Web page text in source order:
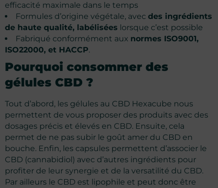
efficacité maximale dans le temps
Formules d’origine végétale, avec des ingrédients
de haute qualité, labélisées lorsque c’est possible
Fabriqué conformément aux normes ISO9001,
ISO22000, et HACCP.
Pourquoi consommer des
gélules CBD ?
Tout d’abord, les gélules au CBD Hexacube nous
permettent de vous proposer des produits avec des
dosages précis et élevés en CBD. Ensuite, cela
permet de ne pas subir le goût amer du CBD en
bouche. Enfin, les capsules permettent d’associer le
CBD (cannabidiol) avec d’autres ingrédients pour
profiter de leur synergie et de la versatilité du CBD.
Par ailleurs le CBD est lipophile et peut donc être